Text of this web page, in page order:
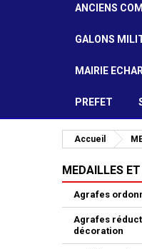
ANCIENS
GALONS
MAIRIE
PREFET
Accueil
MEDAILLES
Agrafes
Agrafes
décoration